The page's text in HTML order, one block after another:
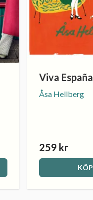
Viva España
Åsa Hellberg
259 kr
KÖP